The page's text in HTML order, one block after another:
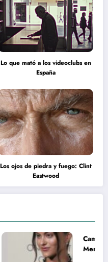
Lo que mató a los videoclubs en
España
Los ojos de piedra y fuego: Clint
Eastwood
y
Camila
Mendes